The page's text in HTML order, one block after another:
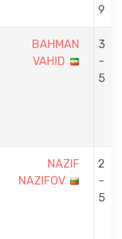
9
BAHMAN
VAHID
3
-
5
NAZIF
NAZIFOV
2
-
5